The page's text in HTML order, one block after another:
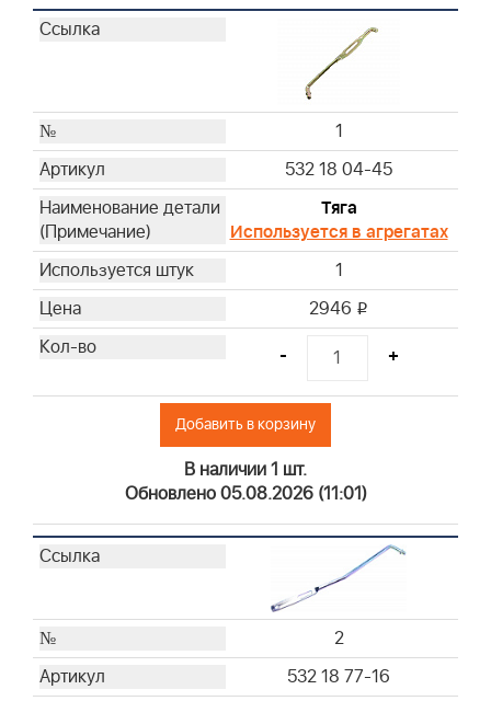
1
532 18 04-45
Тяга
Используется в агрегатах
1
2946 i
- +
Добавить в корзину
В наличии 1 шт.
Обновлено 05.08.2026 (11:01)
2
532 18 77-16